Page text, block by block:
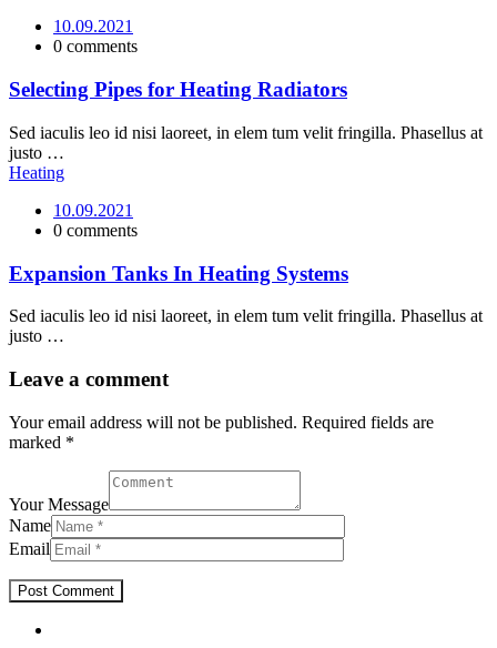
10.09.2021
0 comments
Selecting Pipes for Heating Radiators
Sed iaculis leo id nisi laoreet, in elem tum velit fringilla. Phasellus at
justo …
Heating
10.09.2021
0 comments
Expansion Tanks In Heating Systems
Sed iaculis leo id nisi laoreet, in elem tum velit fringilla. Phasellus at
justo …
Leave a comment
Your email address will not be published. Required fields are
marked *
Your Message
Name
Email